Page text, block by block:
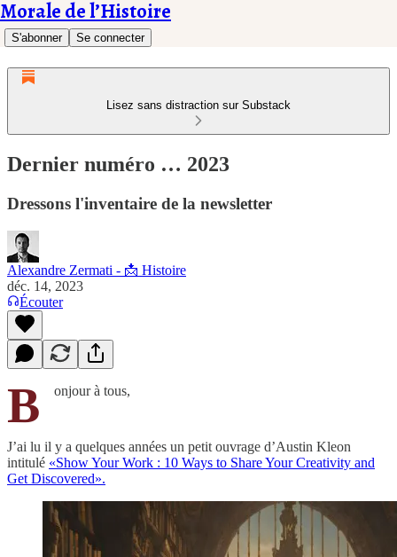
Morale de l’Histoire
S'abonner Se connecter
Lisez sans distraction sur Substack
Dernier numéro … 2023
Dressons l'inventaire de la newsletter
Alexandre Zermati - 📩 Histoire
déc. 14, 2023
Écouter
B onjour à tous,
J’ai lu il y a quelques années un petit ouvrage d’Austin Kleon
intitulé «Show Your Work : 10 Ways to Share Your Creativity and
Get Discovered».